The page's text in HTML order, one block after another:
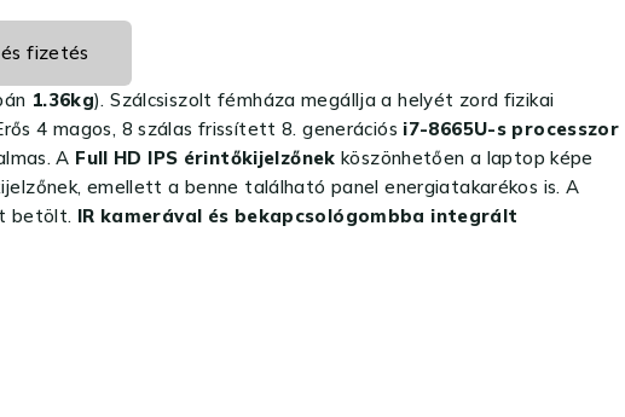
fizetés
1.36kg). Szálcsiszolt fémháza megállja a helyét zord fizikai
4 magos, 8 szálas frissített 8. generációs i7-8665U-s processzor
A Full HD IPS érintőkijelzőnek köszönhetően a laptop képe
emellett a benne található panel energiatakarékos is. A
betölt. IR kamerával és bekapcsológombba integrált